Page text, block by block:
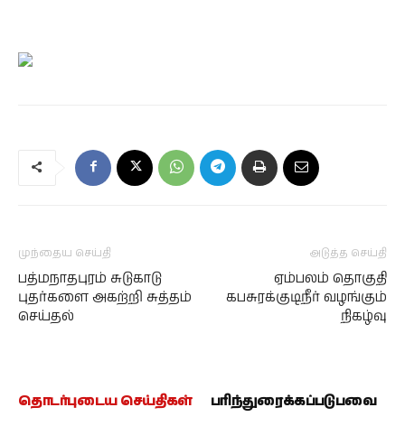
முந்தைய செய்தி
பத்மநாதபுரம் சுடுகாடு
புதர்களை அகற்றி சுத்தம்
செய்தல்
அடுத்த செய்தி
ஏம்பலம் தொகுதி
கபசுரக்குடிநீர் வழங்கும்
நிகழ்வு
தொடர்புடைய செய்திகள் பரிந்துரைக்கப்படுபவை